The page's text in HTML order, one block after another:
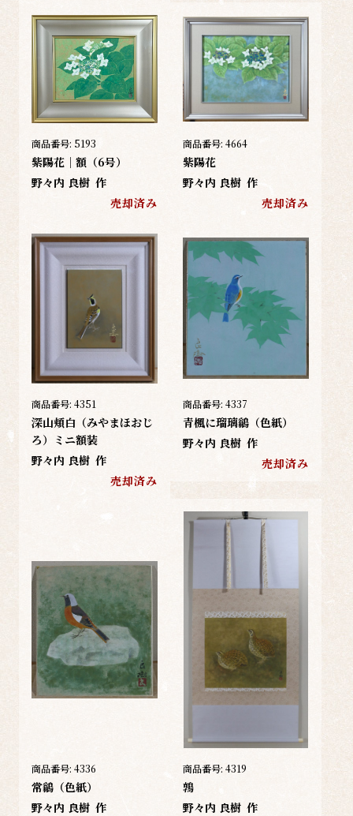
商品番号: 5193
紫陽花｜額（6号）
野々内 良樹 作
売却済み
商品番号: 4664
紫陽花
野々内 良樹 作
売却済み
商品番号: 4351
深山頬白（みやまほおじ
ろ）ミニ額装
野々内 良樹 作
売却済み
商品番号: 4337
青楓に瑠璃鶲（色紙）
野々内 良樹 作
売却済み
商品番号: 4336
常鶲（色紙）
野々内 良樹 作
商品番号: 4319
鶉
野々内 良樹 作